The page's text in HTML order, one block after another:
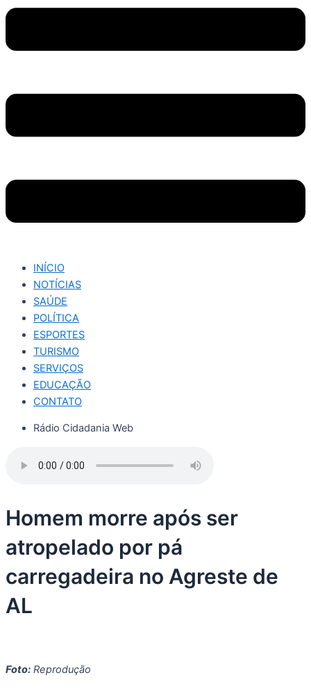
INÍCIO
NOTÍCIAS
SAÚDE
POLÍTICA
ESPORTES
TURISMO
SERVIÇOS
EDUCAÇÃO
CONTATO
Rádio Cidadania Web
Homem morre após ser
atropelado por pá
carregadeira no Agreste de
AL
Foto: Reprodução